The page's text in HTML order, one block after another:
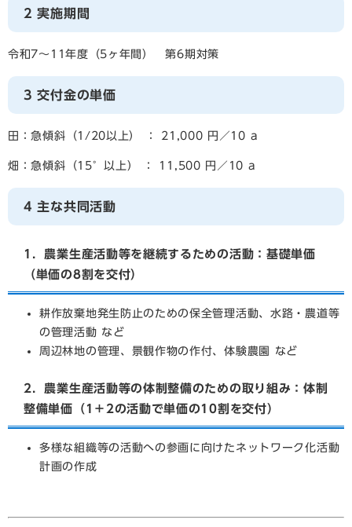
2 実施期間
令和7～11年度（5ヶ年間） 第6期対策
3 交付金の単価
田：急傾斜（1/20以上） ： 21,000 円／10 a
畑：急傾斜（15°以上） ： 11,500 円／10 a
4 主な共同活動
1．農業生産活動等を継続するための活動：基礎単価
（単価の8割を交付）
耕作放棄地発生防止のための保全管理活動、水路・農道等
の管理活動 など
周辺林地の管理、景観作物の作付、体験農園 など
2．農業生産活動等の体制整備のための取り組み：体制
整備単価（1＋2の活動で単価の10割を交付）
多様な組織等の活動への参画に向けたネットワーク化活動
計画の作成